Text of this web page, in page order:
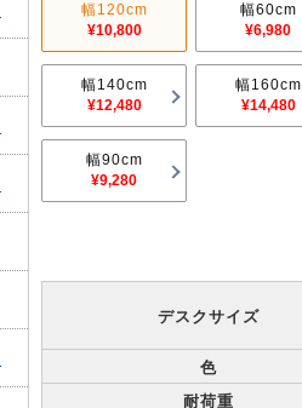
幅120cm
¥10,800
幅60cm
¥6,980
幅140cm
¥12,480
幅160cm
¥14,480
幅90cm
¥9,280
デスクサイズ
色
耐荷重